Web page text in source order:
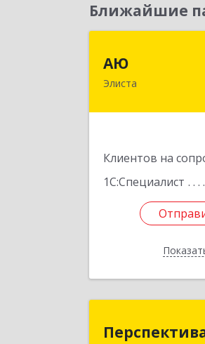
Ближайшие
АЮ
Элиста
Клиентов на
1С:Специалист
358009,